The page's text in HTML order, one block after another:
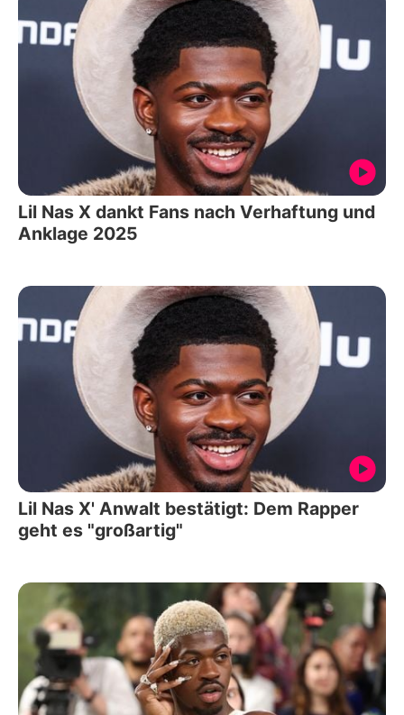
Lil Nas X dankt Fans nach Verhaftung und
Anklage 2025
Lil Nas X' Anwalt bestätigt: Dem Rapper
geht es "großartig"